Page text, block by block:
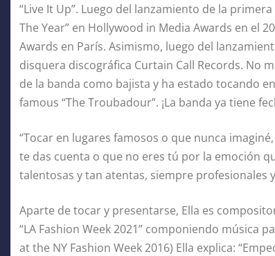
“Live It Up”. Luego del lanzamiento de la
The Year” en Hollywood in Media Awards en el
Awards en París. Asimismo, luego del
disquera discográfica Curtain Call Records. No
de la banda como bajista y ha estado tocando
famous “The Troubadour”. ¡La banda ya tiene
“Tocar en lugares famosos o que nunca
te das cuenta o que no eres tú por la emoción
talentosas y tan atentas, siempre profesionales
Aparte de tocar y presentarse, Ella es
“LA Fashion Week 2021” componiendo música
at the NY Fashion Week 2016) Ella explica: